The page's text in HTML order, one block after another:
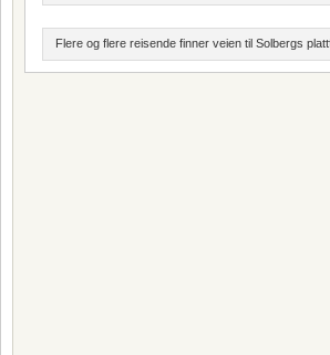
Flere og flere reisende finner veien til Solbergs